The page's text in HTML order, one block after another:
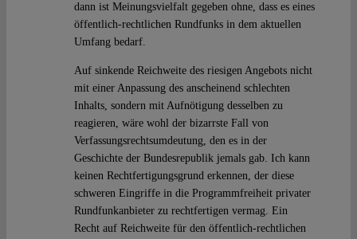
dann ist Meinungsvielfalt gegeben ohne, dass es eines
öffentlich-rechtlichen Rundfunks in dem aktuellen
Umfang bedarf.
Auf sinkende Reichweite des riesigen Angebots nicht
mit einer Anpassung des anscheinend schlechten
Inhalts, sondern mit Aufnötigung desselben zu
reagieren, wäre wohl der bizarrste Fall von
Verfassungsrechtsumdeutung, den es in der
Geschichte der Bundesrepublik jemals gab. Ich kann
keinen Rechtfertigungsgrund erkennen, der diese
schweren Eingriffe in die Programmfreiheit privater
Rundfunkanbieter zu rechtfertigen vermag. Ein
Recht auf Reichweite für den öffentlich-rechtlichen